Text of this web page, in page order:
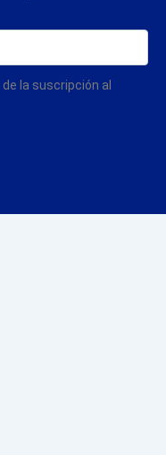
de la suscripción al